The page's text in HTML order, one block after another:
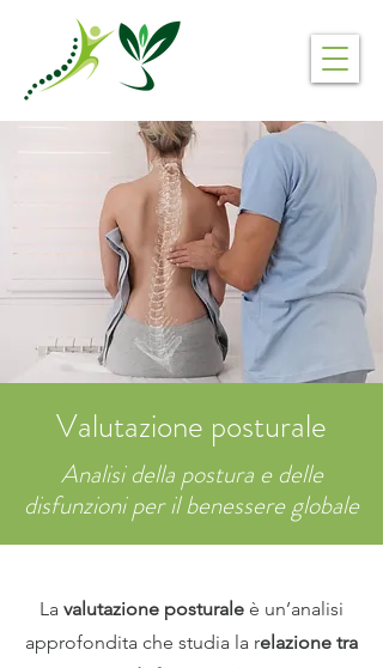
Valutazione posturale
Analisi della postura e delle
disfunzioni per il benessere globale
La valutazione posturale è un’analisi
approfondita che studia la relazione tra